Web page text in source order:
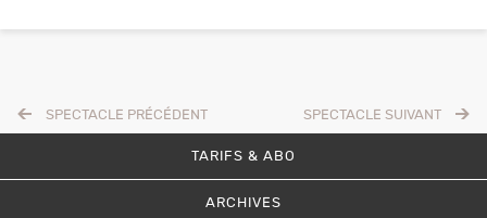
SPECTACLE SUIVANT
SPECTACLE PRÉCÉDENT
TARIFS & ABO
ARCHIVES